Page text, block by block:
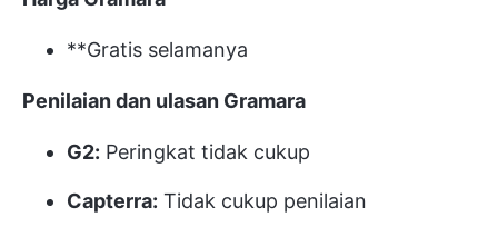
**Gratis selamanya
Penilaian dan ulasan Gramara
G2: Peringkat tidak cukup
Capterra: Tidak cukup penilaian